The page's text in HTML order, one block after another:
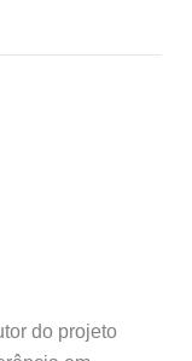
do projeto